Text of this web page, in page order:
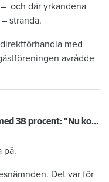
och där yrkandena
stranda.
med
avrådde
Christians hyra sänks med 38 procent: ”Nu kommer jag ha råd att ta körkort”
på.
Det var för